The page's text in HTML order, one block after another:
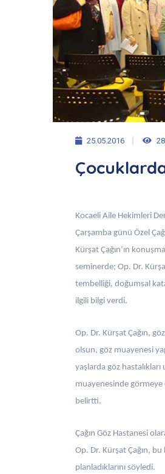
25.05.2016
Kocaeli Aile Hekimleri
Çarşamba günü Özel
Kürşat Çağın’ın
seminerde; Op. Dr.
tembelliği, doğumsal
ilgili bilgi verdi.
Op. Dr. Kürşat Çağın,
olsun, göz muayenesi
yaşlarda göz
muayenesinde görmeye
belirtti.
Çağın Göz Hastanesi
Op. Dr. Kürşat Çağın,
planladıklarını söyledi.